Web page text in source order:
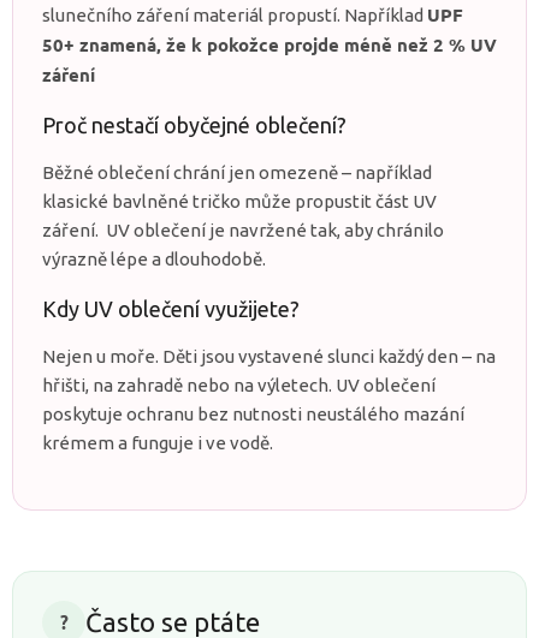
slunečního záření materiál propustí. Například UPF
50+ znamená, že k pokožce projde méně než 2 % UV
záření
Proč nestačí obyčejné oblečení?
Běžné oblečení chrání jen omezeně – například
klasické bavlněné tričko může propustit část UV
záření. UV oblečení je navržené tak, aby chránilo
výrazně lépe a dlouhodobě.
Kdy UV oblečení využijete?
Nejen u moře. Děti jsou vystavené slunci každý den – na
hřišti, na zahradě nebo na výletech. UV oblečení
poskytuje ochranu bez nutnosti neustálého mazání
krémem a funguje i ve vodě.
? Často se ptáte